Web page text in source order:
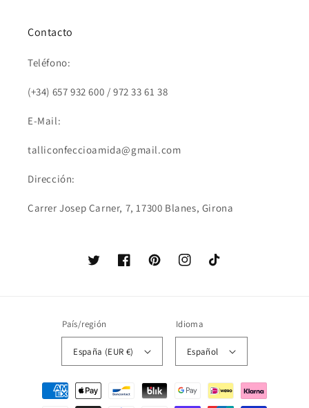
Contacto
Teléfono:
(+34) 657 932 600 / 972 33 61 38
E-Mail:
talliconfeccioamida@gmail.com
Dirección:
Carrer Josep Carner, 7, 17300 Blanes, Girona
TwitterFacebookPinterestInstagramTikTok
País/región
España (EUR €)
Idioma
Español
Formas